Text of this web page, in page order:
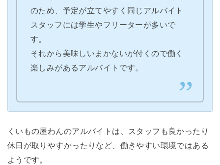
のため、予定が立てやすく同じアルバイト
スタッフには学生やフリーターが多いで
す。
それから美味しいまかないが付くので働く
楽しみがあるアルバイトです。
くいもの屋わんのアルバイトは、スタッフも良かったり
休日が取りやすかったりなど、働きやすい環境ではある
ようです。